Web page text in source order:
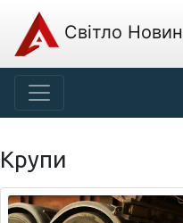
Світло Новин
Крупи